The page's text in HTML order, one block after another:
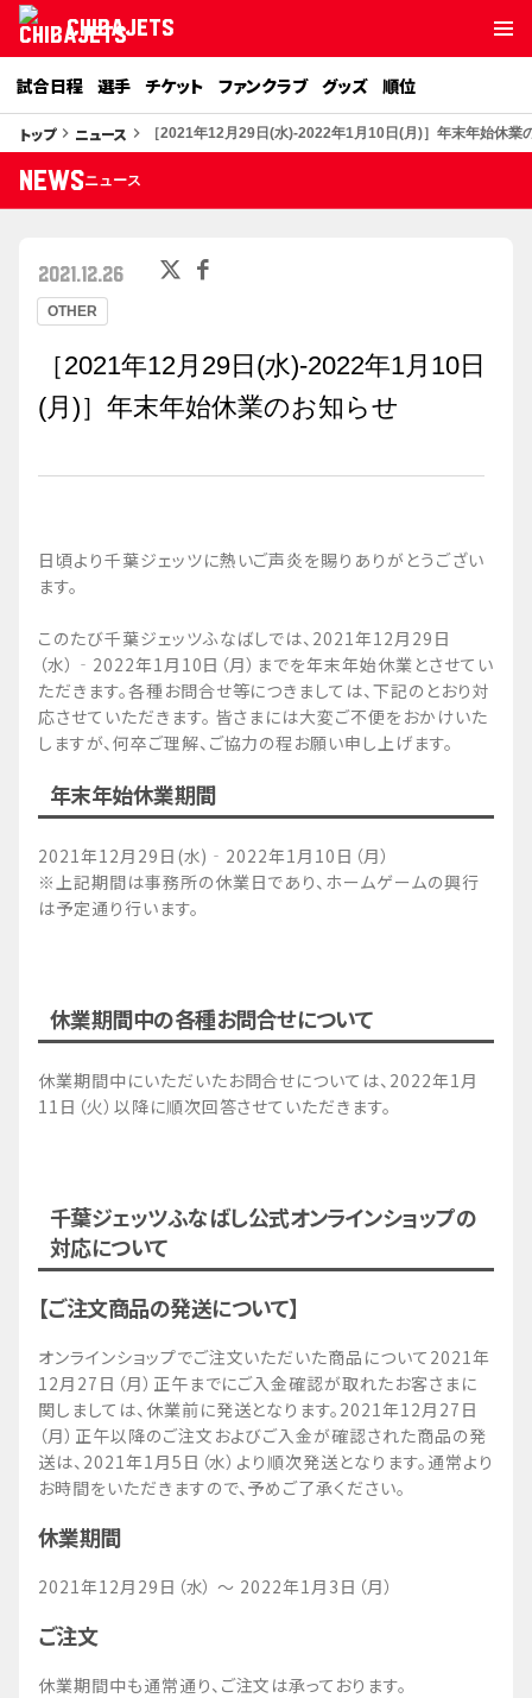
CHIBAJETS
試合日程 選手 チケット ファンクラブ グッズ 順位
トップkeyboard_arrow_right ニュース keyboard_arrow_right ［2021年12月29日(水)‐2022年1月10日(月)］年末年始休業
NEWSニュース
OTHER
2021.12.26
［2021年12月29日(水)‐2022年1月10日
(月)］年末年始休業のお知らせ
日頃より千葉ジェッツに熱いご声炎を賜りありがとうござい
ます。
このたび千葉ジェッツふなばしでは、2021年12月29日
（水）‐2022年1月10日（月）までを年末年始休業とさせてい
ただきます。各種お問合せ等につきましては、下記のとおり対
応させていただきます。 皆さまには大変ご不便をおかけいた
しますが、何卒ご理解、ご協力の程お願い申し上げます。
年末年始休業期間
2021年12月29日(水)‐2022年1月10日（月）
※上記期間は事務所の休業日であり、ホームゲームの興行
は予定通り行います。
休業期間中の各種お問合せについて
休業期間中にいただいたお問合せについては、2022年1月
11日（火）以降に順次回答させていただきます。
千葉ジェッツふなばし公式オンラインショップの
対応について
【ご注文商品の発送について】
オンラインショップでご注文いただいた商品について2021年
12月27日（月）正午までにご入金確認が取れたお客さまに
関しましては、休業前に発送となります。2021年12月27日
（月）正午以降のご注文およびご入金が確認された商品の発
送は、2021年1月5日（水）より順次発送となります。通常より
お時間をいただきますので、予めご了承ください。
休業期間
2021年12月29日（水） ～ 2022年1月3日（月）
ご注文
休業期間中も通常通り、ご注文は承っております。